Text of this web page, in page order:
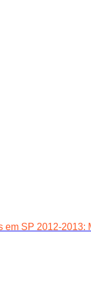
em SP 2012-2013: